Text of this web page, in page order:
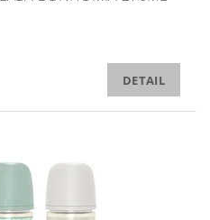
DETAIL